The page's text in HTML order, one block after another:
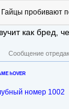
Гайцы пробивают
как бред,
Сообщение
hOVER
номер 1002